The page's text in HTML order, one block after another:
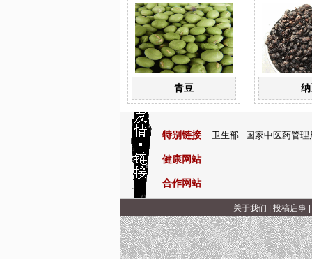
青豆
特别链接 卫生部 国家中医药管理
健康网站
合作网站
关于我们 投稿启事|